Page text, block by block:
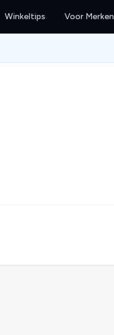
Winkeltips Voor Merken